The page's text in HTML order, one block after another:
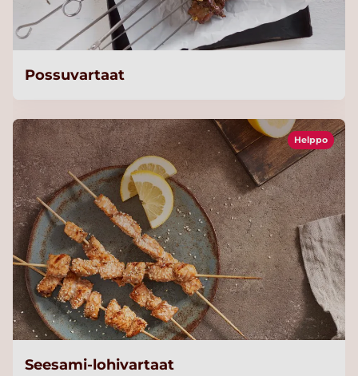
Possuvartaat
Helppo
Seesami-lohivartaat